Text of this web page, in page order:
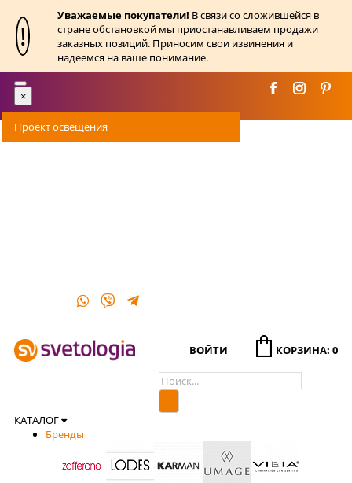
!
Уважаемые покупатели! В связи со сложившейся в
стране обстановкой мы приостанавливаем продажи
заказных позиций. Приносим свои извинения и
надеемся на ваше понимание.
Toggle
navigation
×
Проект освещения
ВОЙТИ КОРЗИНА: 0
КАТАЛОГ
Бренды